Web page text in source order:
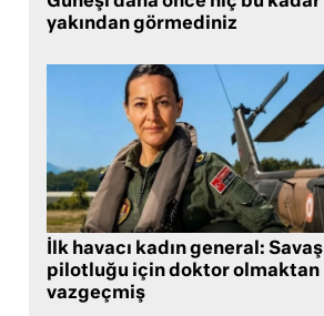
yakından görmediniz
İlk havacı kadın general: Savaş
pilotluğu için doktor olmaktan
vazgeçmiş